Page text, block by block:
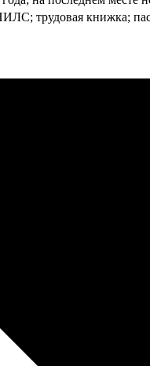
трудовая книжка;